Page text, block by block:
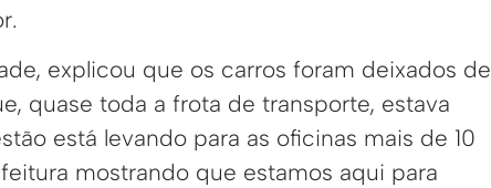
explicou que os carros foram deixados de
quase toda a frota de transporte, estava
está levando para as oficinas mais de 10
mostrando que estamos aqui para